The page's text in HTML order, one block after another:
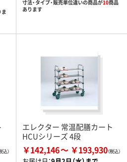
寸法・タイプ・販売単位違いの商品が10商品
あります
エレクター 常温配膳カート
HCUシリーズ 4段
￥142,146 ￥193,930